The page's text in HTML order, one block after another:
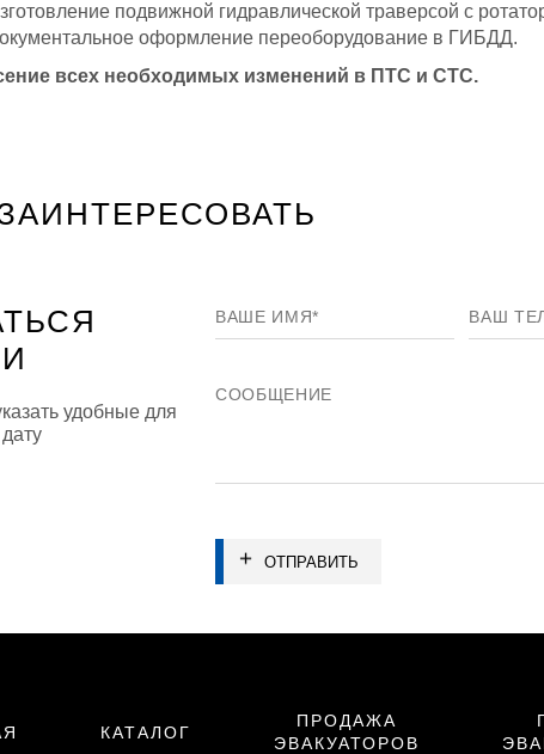
подвижной гидравлической траверсой с
оформление переоборудование в ГИБДД.
всех необходимых изменений в ПТС и СТС.
удобные для
ОТПРАВИТЬ
КАТАЛОГ
ПРОДАЖА
ЭВАКУАТОРОВ